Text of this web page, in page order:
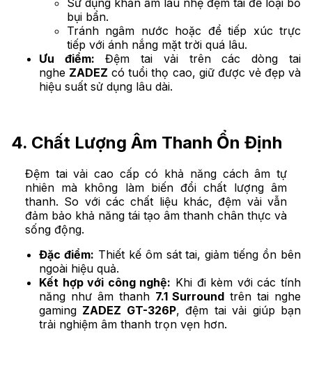
Sử dụng khăn ẩm lau nhẹ đệm tai để loại bỏ
bụi bẩn.
Tránh ngâm nước hoặc để tiếp xúc trực
tiếp với ánh nắng mặt trời quá lâu.
Ưu điểm: Đệm tai vải trên các dòng tai
nghe ZADEZ có tuổi thọ cao, giữ được vẻ đẹp và
hiệu suất sử dụng lâu dài.
4. Chất Lượng Âm Thanh Ổn Định
Đệm tai vải cao cấp có khả năng cách âm tự
nhiên mà không làm biến đổi chất lượng âm
thanh. So với các chất liệu khác, đệm vải vẫn
đảm bảo khả năng tái tạo âm thanh chân thực và
sống động.
Đặc điểm: Thiết kế ôm sát tai, giảm tiếng ồn bên
ngoài hiệu quả.
Kết hợp với công nghệ: Khi đi kèm với các tính
năng như âm thanh 7.1 Surround trên tai nghe
gaming ZADEZ GT-326P, đệm tai vải giúp bạn
trải nghiệm âm thanh trọn vẹn hơn.